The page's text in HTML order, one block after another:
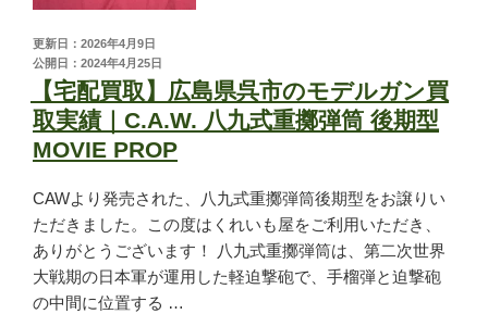
ミリタリーグッズ
ナイフ
日本刀・模造刀
アーチェリー
アウトドア用品
買取メーカー
更新日：2026年4月9日
公開日：2024年4月25日
【宅配買取】広島県呉市のモデルガン買
取実績｜C.A.W. 八九式重擲弾筒 後期型
MOVIE PROP
CAWより発売された、八九式重擲弾筒後期型をお譲りい
ただきました。この度はくれいも屋をご利用いただき、
ありがとうございます！ 八九式重擲弾筒は、第二次世界
大戦期の日本軍が運用した軽迫撃砲で、手榴弾と迫撃砲
の中間に位置する …